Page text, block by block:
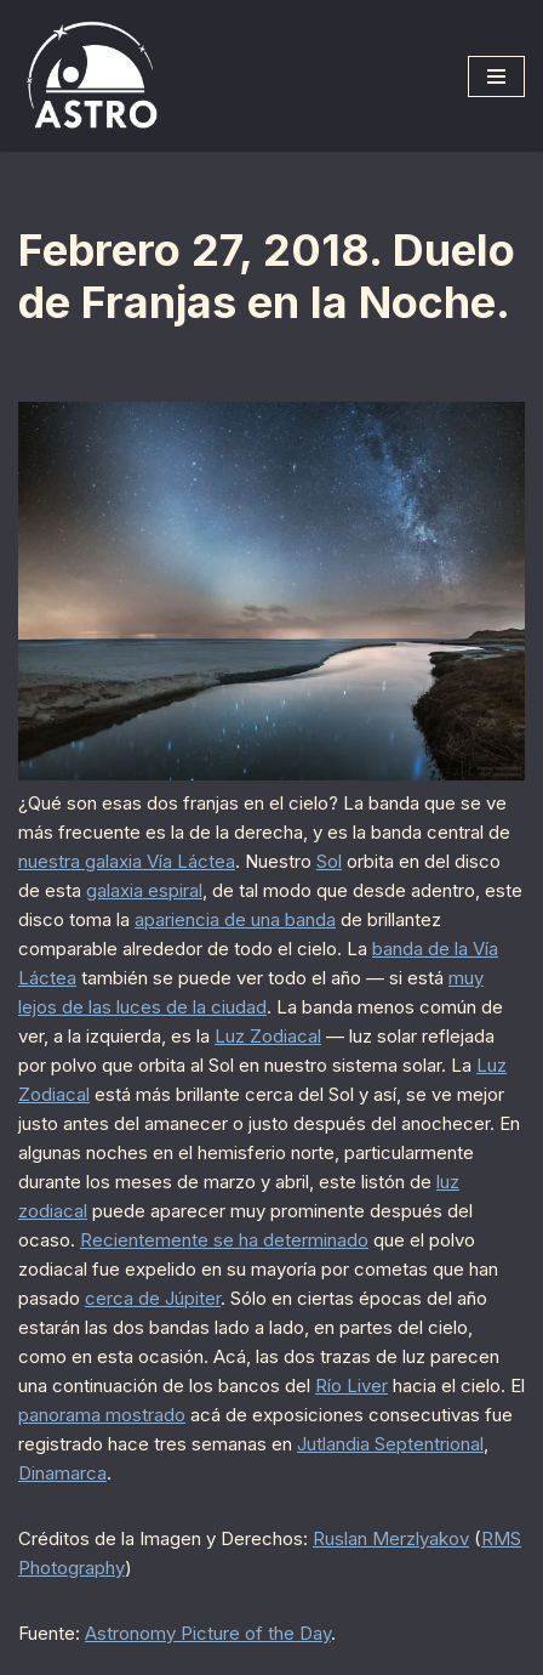
Saltar
al
contenido
Febrero 27, 2018. Duelo
de Franjas en la Noche.
¿Qué son esas dos franjas en el cielo? La banda que se ve
más frecuente es la de la derecha, y es la banda central de
nuestra galaxia Vía Láctea. Nuestro Sol orbita en del disco
de esta galaxia espiral , de tal modo que desde adentro, este
disco toma la apariencia de una banda de brillantez
comparable alrededor de todo el cielo. La banda de la Vía
Láctea también se puede ver todo el año — si está muy
lejos de las luces de la ciudad. La banda menos común de
ver, a la izquierda, es la Luz Zodiacal — luz solar reflejada
por polvo que orbita al Sol en nuestro sistema solar. La Luz
Zodiacal está más brillante cerca del Sol y así, se ve mejor
justo antes del amanecer o justo después del anochecer. En
algunas noches en el hemisferio norte, particularmente
durante los meses de marzo y abril, este listón de luz
zodiacal puede aparecer muy prominente después del
ocaso. Recientemente se ha determinado que el polvo
zodiacal fue expelido en su mayoría por cometas que han
pasado cerca de Júpiter. Sólo en ciertas épocas del año
estarán las dos bandas lado a lado, en partes del cielo,
como en esta ocasión. Acá, las dos trazas de luz parecen
una continuación de los bancos del Río Liver hacia el cielo. El
panorama mostrado acá de exposiciones consecutivas fue
registrado hace tres semanas en Jutlandia Septentrional
Dinamarca.
Créditos de la Imagen y Derechos: Ruslan Merzlyakov (RMS
Photography)
Fuente: Astronomy Picture of the Day.